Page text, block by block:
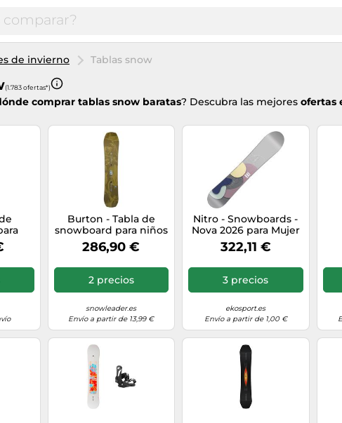
de invierno Tablas snow
(1.783 ofertas*)
comprar tablas snow baratas? Descubra las mejores ofertas
Burton - Tabla de
snowboard para niños
- Family Tree
Hometown Hero
Verde
286,90 €
2 precios
snowleader.es
Envío a partir de 13,99 €
Nitro - Snowboards -
Nova 2026 para Mujer
de Madera - Talla 144
cm - Gris Gris 144 cm
322,11 €
3 precios
ekosport.es
Envío a partir de 1,00 €